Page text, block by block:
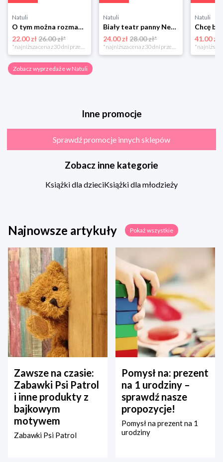
Natuli
O tym można rozmawiać tylko z królikami Zakamarki
22.00 zł26.00 zł*
*najniższa cena z 30 dni przed obniżką
Natuli
Biały teatr panny Nehemias
24.00 zł 28.00 zł*
*najniższa cena z 30 dni przed obniżką
Natuli
41.00 zł
Zobacz wyprzedaże w Natuli
Inne promocje
Sprawdź promocje innych sklepów
Zobacz inne kategorie
Książki dla dzieciKsiążki dla młodzieży
Najnowsze artykuły Pokaż wszystkie
Zawsze na czasie:
Zabawki Psi Patrol
i inne produkty z
bajkowym
motywem
Zabawki Psi Patrol
Pomysł na: prezent
na 1 urodziny –
sprawdź nasze
propozycje!
Pomysł na prezent na 1
urodziny